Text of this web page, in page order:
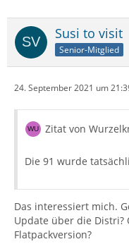
Susi to visit
Senior-Mitglied
24. September 2021 um
Zitat von
Die 91 wurde
Das interessiert mich.
Update über die Distri?
Flatpackversion?